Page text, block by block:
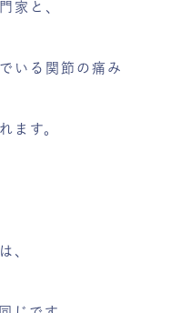
家と、
いる関節の痛み
ます。
、